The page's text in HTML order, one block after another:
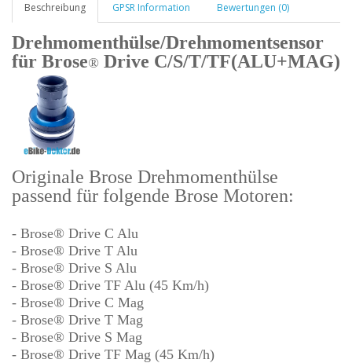
Beschreibung GPSR Information Bewertungen (0)
Drehmomenthülse/Drehmomentsensor
für Brose® Drive C/S/T/TF(ALU+MAG)
Originale Brose Drehmomenthülse
passend für folgende Brose Motoren:
- Brose® Drive C Alu
- Brose® Drive T Alu
- Brose® Drive S Alu
- Brose® Drive TF Alu (45 Km/h)
- Brose® Drive C Mag
- Brose® Drive T Mag
- Brose® Drive S Mag
- Brose® Drive TF Mag (45 Km/h)